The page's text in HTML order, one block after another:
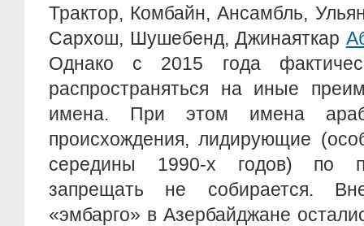
Трактор, Комбайн, Ансамбль,
Сархош, Шушебенд, Джинаяткар
Однако с 2015 года
распространяться на иные
имена. При этом имена
происхождения, лидирующие
середины 1990-х годов) по
запрещать не собирается.
«эмбарго» в Азербайджане